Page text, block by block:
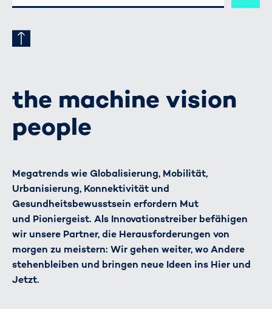
ADRESSE
the machine vision
people
Megatrends wie Globalisierung, Mobilität,
Urbanisierung, Konnektivität und
Gesundheitsbewusstsein erfordern Mut
und Pioniergeist. Als Innovationstreiber befähigen
wir unsere Partner, die Herausforderungen von
morgen zu meistern: Wir gehen weiter, wo Andere
stehenbleiben und bringen neue Ideen ins Hier und
Jetzt.